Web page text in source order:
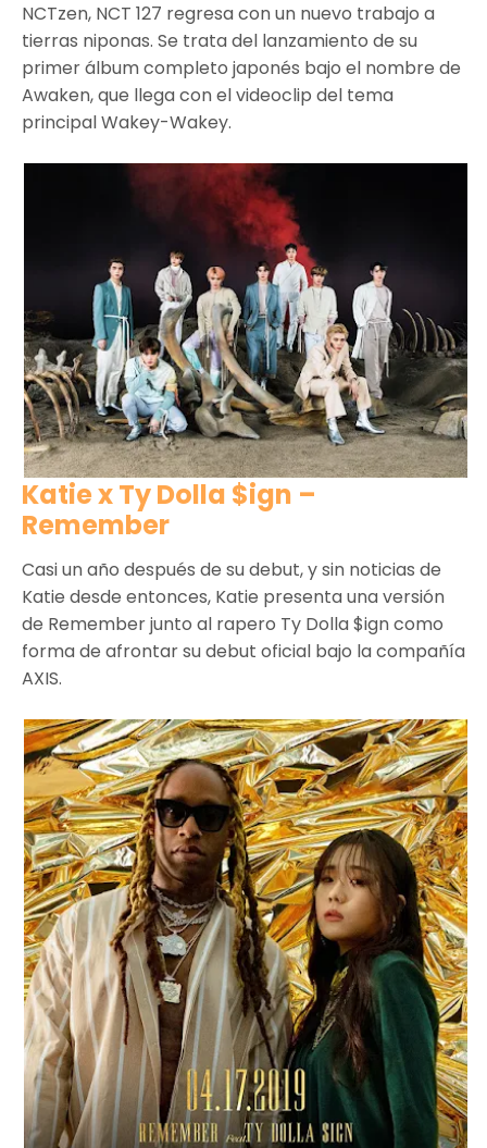
NCTzen, NCT 127 regresa con un nuevo trabajo a
tierras niponas. Se trata del lanzamiento de su
primer álbum completo japonés bajo el nombre de
Awaken, que llega con el videoclip del tema
principal Wakey-Wakey.
Katie x Ty Dolla $ign –
Remember
Casi un año después de su debut, y sin noticias de
Katie desde entonces, Katie presenta una versión
de Remember junto al rapero Ty Dolla $ign como
forma de afrontar su debut oficial bajo la compañía
AXIS.